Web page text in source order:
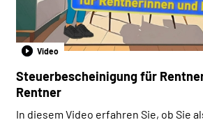
Video
Steuerbescheinigung für
Rentner
In diesem Video erfahren Sie, ob Sie